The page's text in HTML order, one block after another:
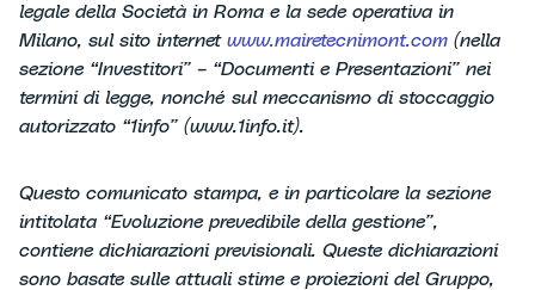
legale della Società in Roma e la sede operativa in
Milano, sul sito internet www.mairetecnimont.com (nella
sezione “Investitori” – “Documenti e Presentazioni” nei
termini di legge, nonché sul meccanismo di stoccaggio
autorizzato “1info” (www.1info.it).
Questo comunicato stampa, e in particolare la sezione
intitolata “Evoluzione prevedibile della gestione”,
contiene dichiarazioni previsionali. Queste dichiarazioni
sono basate sulle attuali stime e proiezioni del Gruppo,